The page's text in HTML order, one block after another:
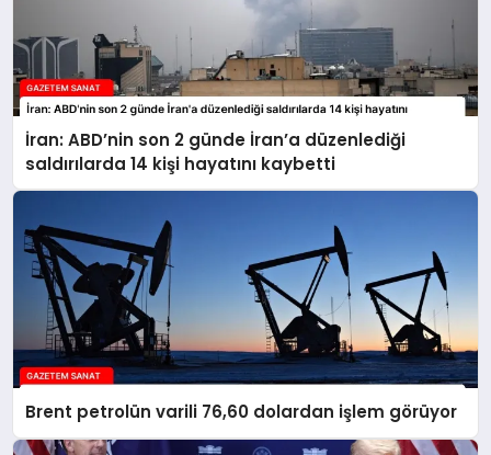
İran: ABD’nin son 2 günde İran’a düzenlediği
saldırılarda 14 kişi hayatını kaybetti
Brent petrolün varili 76,60 dolardan işlem görüyor